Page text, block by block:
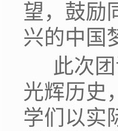
望，鼓励
兴的中国
此次
光辉历史
学们以实